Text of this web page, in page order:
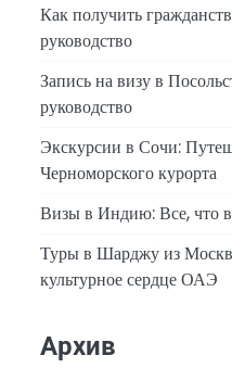
Как получить
руководство
Запись на визу в
руководство
Экскурсии в Сочи:
Черноморского курорта
Визы в Индию: Все, что
Туры в Шарджу из
культурное сердце ОАЭ
Архив